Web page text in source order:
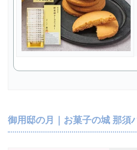
御用邸の月｜お菓子の城 那須